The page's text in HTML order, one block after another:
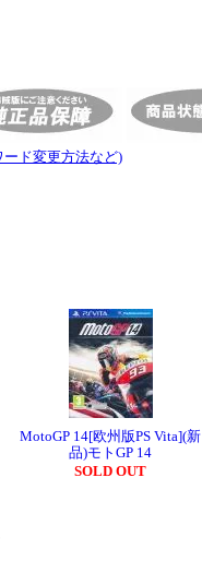
ド変更方法など)
MotoGP 14[欧州版PS Vita](新
品)モトGP 14
SOLD OUT